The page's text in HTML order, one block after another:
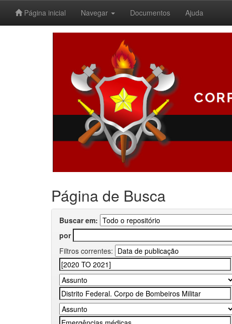
Página inicial Navegar Documentos Ajuda
Página de Busca
Buscar em:
por
Filtros correntes: